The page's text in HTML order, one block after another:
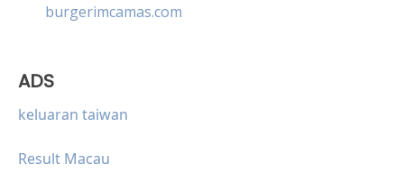
burgerimcamas.com
ADS
keluaran taiwan
Result Macau